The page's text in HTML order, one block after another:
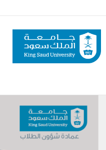
المحتوى
الرئيسي